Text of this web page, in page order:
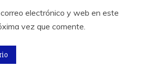
electrónico y web en este
vez que comente.